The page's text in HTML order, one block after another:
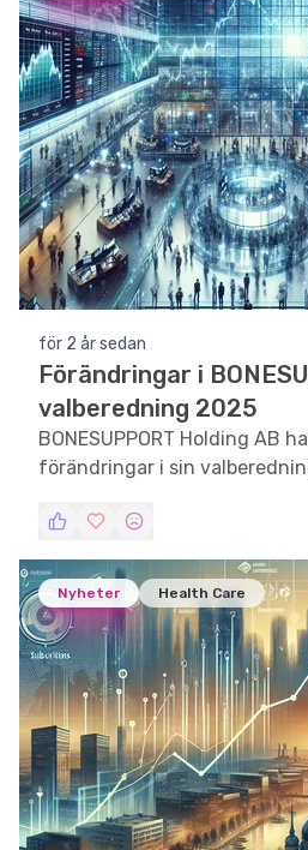
för 2 år sedan
Förändringar i
valberedning 2025
BONESUPPORT Holding AB
förändringar i sin
strategi.
Nyheter Health Care